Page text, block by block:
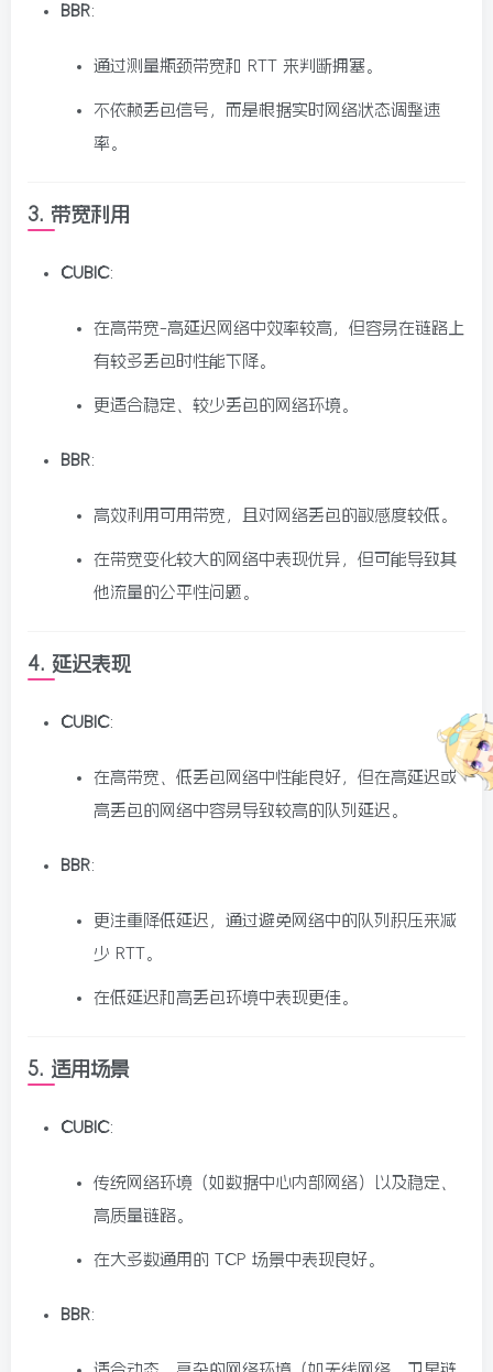
BBR:
通过测量瓶颈带宽和 RTT 来判断拥塞。
不依赖丢包信号，而是根据实时网络状态调整速
率。
3. 带宽利用
CUBIC:
在高带宽-高延迟网络中效率较高，但容易在链路上
有较多丢包时性能下降。
更适合稳定、较少丢包的网络环境。
BBR:
高效利用可用带宽，且对网络丢包的敏感度较低。
在带宽变化较大的网络中表现优异，但可能导致其
他流量的公平性问题。
4. 延迟表现
CUBIC:
在高带宽、低丢包网络中性能良好，但在高延迟或
高丢包的网络中容易导致较高的队列延迟。
BBR:
更注重降低延迟，通过避免网络中的队列积压来减
少 RTT。
在低延迟和高丢包环境中表现更佳。
5. 适用场景
CUBIC:
传统网络环境（如数据中心内部网络）以及稳定、
高质量链路。
在大多数通用的 TCP 场景中表现良好。
BBR: